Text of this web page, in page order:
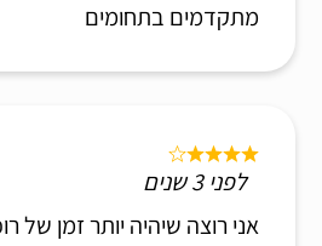
מתקדמים בתחומים
לפני 3 שנים
אני רוצה שיהיה יותר זמן של